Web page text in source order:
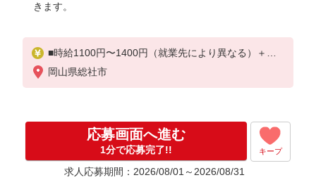
きます。
■時給1100円〜1400円（就業先により異なる）＋交
通費
岡山県総社市
応募画面へ進む
1分で応募完了!! キープ
求人応募期間：2026/08/01～2026/08/31